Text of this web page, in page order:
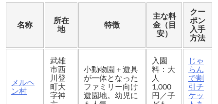
名称
所在
地
特徴
主な料
金（目
安）
クー
ポン
入手
方法
メルヘ
ン村
武雄
市西
川登
町大
字神
小動物園＋遊具
が一体となった
ファミリー向け
遊園地。幼児に
入園
料：大
人
1,000
円／子
じゃ
らん
で割
引チ
ケッ